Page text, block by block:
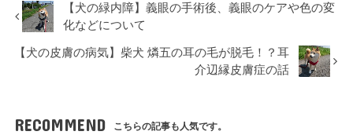
【犬の緑内障】義眼の手術後、義眼のケアや色の変
化などについて
【犬の皮膚の病気】柴犬 燐五の耳の毛が脱毛！？耳
介辺縁皮膚症の話
RECOMMEND こちらの記事も人気です。